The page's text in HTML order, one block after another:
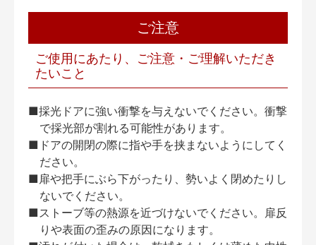
ご注意
ご使用にあたり、ご注意・ご理解いただき
たいこと
■採光ドアに強い衝撃を与えないでください。衝撃
で採光部が割れる可能性があります。
■ドアの開閉の際に指や手を挟まないようにしてく
ださい。
■扉や把手にぶら下がったり、勢いよく閉めたりし
ないでください。
■ストーブ等の熱源を近づけないでください。扉反
りや表面の歪みの原因になります。